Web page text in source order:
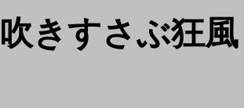
吹きすさぶ狂風